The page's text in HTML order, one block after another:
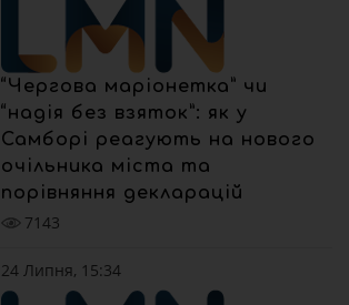
“Чергова маріонетка” чи
“надія без взяток”: як у
Самборі реагують на нового
очільника міста та
порівняння декларацій
7143
24 Липня, 15:34